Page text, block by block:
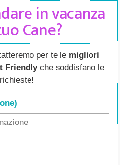
in vacanza
Cane?
per te le migliori
Friendlyche soddisfano le
)